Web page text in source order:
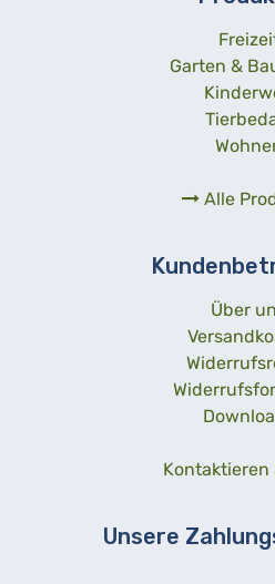
Garten &
Alle
Über
Kontaktieren
Unsere